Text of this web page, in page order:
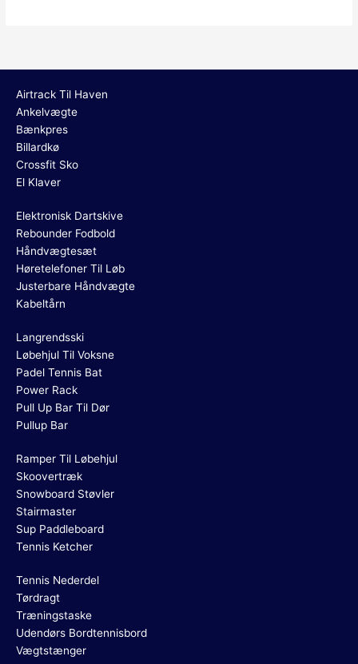
Airtrack Til Haven
Ankelvægte
Bænkpres
Billardkø
Crossfit Sko
El Klaver
Elektronisk Dartskive
Rebounder Fodbold
Håndvægtesæt
Høretelefoner Til Løb
Justerbare Håndvægte
Kabeltårn
Langrendsski
Løbehjul Til Voksne
Padel Tennis Bat
Power Rack
Pull Up Bar Til Dør
Pullup Bar
Ramper Til Løbehjul
Skoovertræk
Snowboard Støvler
Stairmaster
Sup Paddleboard
Tennis Ketcher
Tennis Nederdel
Tørdragt
Træningstaske
Udendørs Bordtennisbord
Vægtstænger